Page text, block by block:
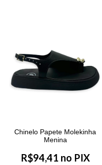
Chinelo Papete Molekinha
Menina
R$94,41 no PIX